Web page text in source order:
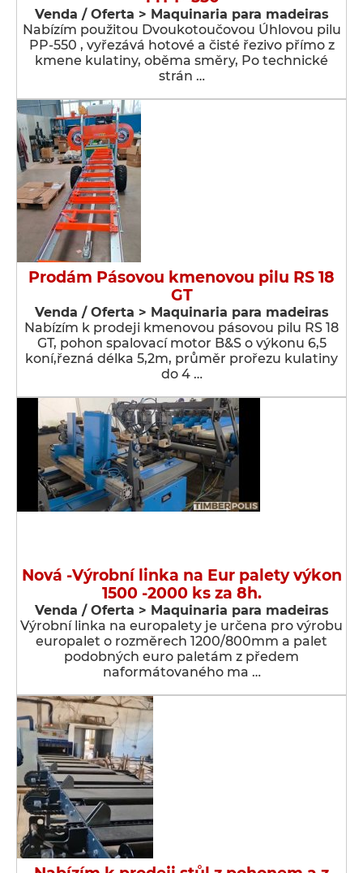
Venda / Oferta > Maquinaria para madeiras
Nabízím použitou Dvoukotoučovou Úhlovou pilu
PP-550 , vyřezává hotové a čisté řezivo přímo z
kmene kulatiny, oběma směry, Po technické
strán …
Prodám Pásovou kmenovou pilu RS 18
GT
Venda / Oferta > Maquinaria para madeiras
Nabízím k prodeji kmenovou pásovou pilu RS 18
GT, pohon spalovací motor B&S o výkonu 6,5
koní,řezná délka 5,2m, průměr prořezu kulatiny
do 4 …
Nová -Výrobní linka na Eur palety výkon
1500 -2000 ks za 8h.
Venda / Oferta > Maquinaria para madeiras
Výrobní linka na europalety je určena pro výrobu
europalet o rozměrech 1200/800mm a palet
podobných euro paletám z předem
naformátovaného ma …